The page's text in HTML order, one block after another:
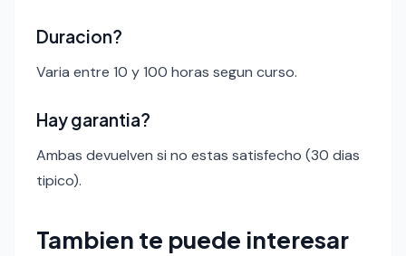
Duracion?
Varia entre 10 y 100 horas segun curso.
Hay garantia?
Ambas devuelven si no estas satisfecho (30 dias
tipico).
Tambien te puede interesar